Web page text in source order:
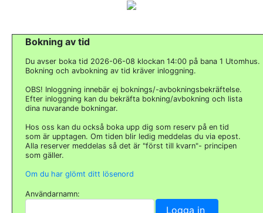
Bokning av tid
Du avser boka tid 2026-06-08 klockan 14:00 på bana 1 Utomhus.
Bokning och avbokning av tid kräver inloggning.
OBS! Inloggning innebär ej boknings/-avbokningsbekräftelse.
Efter inloggning kan du bekräfta bokning/avbokning och lista
dina nuvarande bokningar.
Hos oss kan du också boka upp dig som reserv på en tid
som är upptagen. Om tiden blir ledig meddelas du via epost.
Alla reserver meddelas så det är "först till kvarn"- principen
som gäller.
Om du har glömt ditt lösenord
Användarnamn: